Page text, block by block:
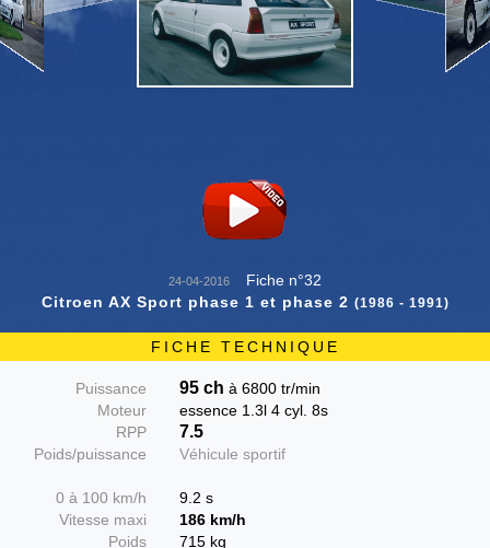
24-04-2016
Fiche n°32
Citroen AX Sport phase 1 et phase 2 (1986 - 1991)
FICHE TECHNIQUE
Puissance
Moteur
RPP
Poids/puissance
0 à 100 km/h
Vitesse maxi
Poids
95 ch à 6800 tr/min
essence 1.3l 4 cyl. 8s
7.5
Véhicule sportif
9.2 s
186 km/h
715 kg